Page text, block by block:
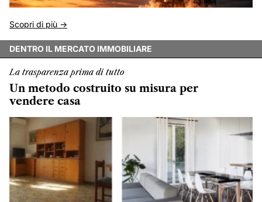
Scopri di più ->
DENTRO IL MERCATO IMMOBILIARE
La trasparenza prima di tutto
Un metodo costruito su misura per
vendere casa